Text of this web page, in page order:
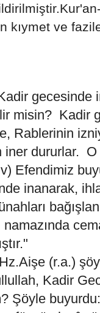
kıymet ve
gecesinde
misin? Kadir
Rablerinin
iner dururlar.
Efendimiz
inanarak,
(r.a.)
Kadir
Şöyle buyurdu: